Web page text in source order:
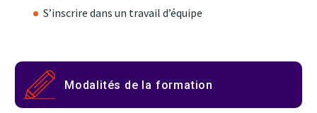
S’inscrire dans un travail d’équipe
Modalités de la formation